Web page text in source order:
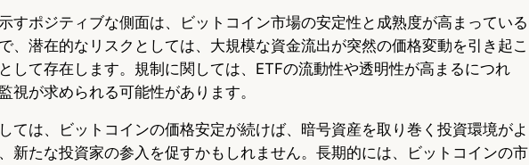
すポジティブな側面は、ビットコイン市場の安定性と成熟度が高まっている
、潜在的なリスクとしては、大規模な資金流出が突然の価格変動を引き起こ
して存在します。規制に関しては、ETFの流動性や透明性が高まるにつれ
視が求められる可能性があります。
ては、ビットコインの価格安定が続けば、暗号資産を取り巻く投資環境がよ
新たな投資家の参入を促すかもしれません。長期的には、ビットコインの市